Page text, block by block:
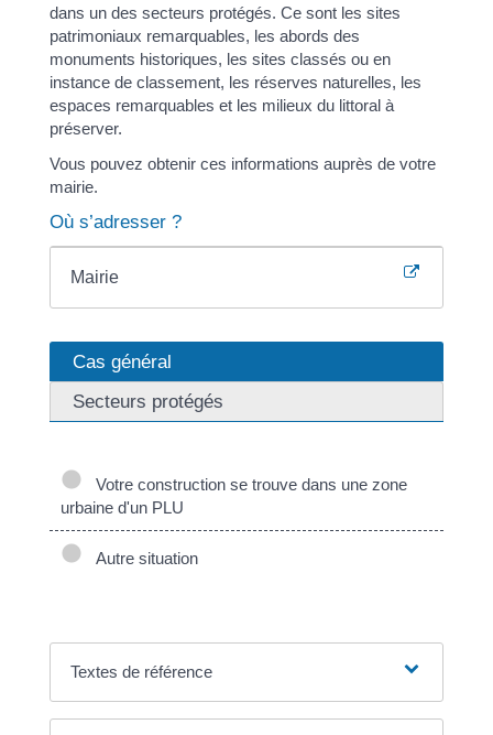
dans un des secteurs protégés. Ce sont les sites
patrimoniaux remarquables, les abords des
monuments historiques, les sites classés ou en
instance de classement, les réserves naturelles, les
espaces remarquables et les milieux du littoral à
préserver.
Vous pouvez obtenir ces informations auprès de votre
mairie.
Où s’adresser ?
Mairie
Cas général
Secteurs protégés
Votre construction se trouve dans une zone
urbaine d'un PLU
Autre situation
Textes de référence